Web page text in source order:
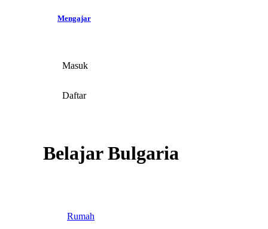
Mengajar
Masuk
Daftar
Belajar Bulgaria
Rumah